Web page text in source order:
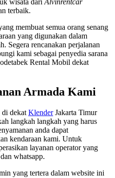
terbaik.
membuat semua orang senang
yang digunakan dalam
Segera rencanakan perjalanan
kami sebagai penyedia sarana
Rental Mobil dekat
Armada Kami
dekat KlenderJakarta Timur
langkah langkah yang harus
anda dapat
kendaraan kami. Untuk
layanan operator yang
whatsapp.
yang tertera dalam website ini